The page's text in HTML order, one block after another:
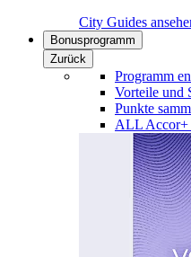
City Guides
Bonusprogramm
Zurück
Programm
Vorteile und
Punkte
ALL Accor+